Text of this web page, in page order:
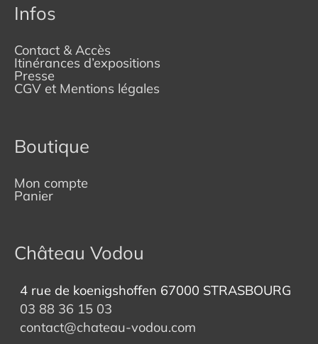
Infos
Contact & Accès
Itinérances d’expositions
Presse
CGV et Mentions légales
Boutique
Mon compte
Panier
Château Vodou
4 rue de koenigshoffen 67000 STRASBOURG
03 88 36 15 03
contact@chateau-vodou.com